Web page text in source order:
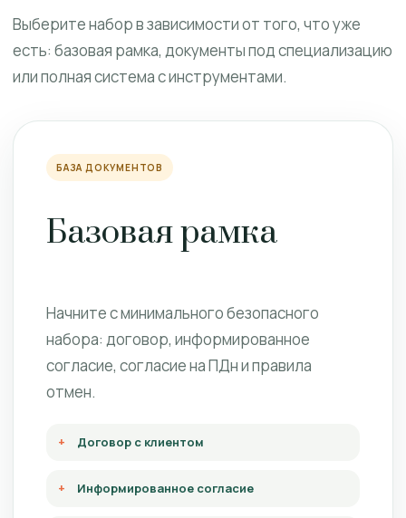
Выберите набор в зависимости от того, что уже
есть: базовая рамка, документы под специализацию
или полная система с инструментами.
БАЗА ДОКУМЕНТОВ
Базовая рамка
Начните с минимального безопасного
набора: договор, информированное
согласие, согласие на ПДн и правила
отмен.
Договор с клиентом
Информированное согласие